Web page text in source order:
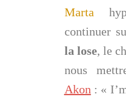
Marta
continuer
la lose, le
nous
Akon : «